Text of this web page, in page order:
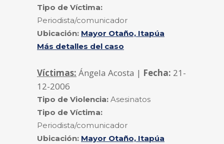
Tipo de Víctima:
Periodista/comunicador
Ubicación: Mayor Otaño, Itapúa
Más detalles del caso
Víctimas: Ángela Acosta | Fecha: 21-
12-2006
Tipo de Violencia: Asesinatos
Tipo de Víctima:
Periodista/comunicador
Ubicación: Mayor Otaño, Itapúa